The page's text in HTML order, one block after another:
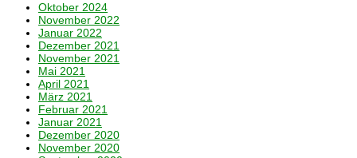
Oktober 2024
November 2022
Januar 2022
Dezember 2021
November 2021
Mai 2021
April 2021
März 2021
Februar 2021
Januar 2021
Dezember 2020
November 2020